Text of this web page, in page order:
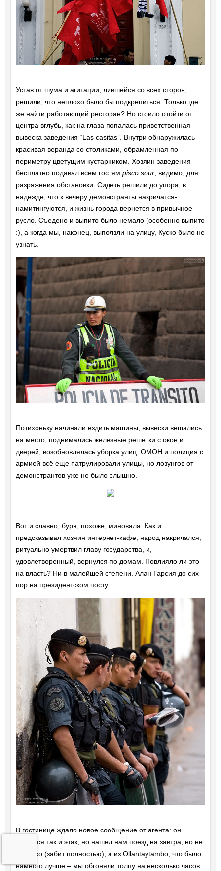
Устав от шума и агитации, лившейся со всех сторон,
решили, что неплохо было бы подкрепиться. Только где
же найти работающий ресторан? Но стоило отойти от
центра вглубь, как на глаза попалась приветственная
вывеска заведения “Las casitas”. Внутри обнаружилась
красивая веранда со столиками, обрамленная по
периметру цветущим кустарником. Хозяин заведения
бесплатно подавал всем гостям pisco sour, видимо, для
разряжения обстановки. Сидеть решили до упора, в
надежде, что к вечеру демонстранты накричатся-
намитингуются, и жизнь города вернется в привычное
русло. Съедено и выпито было немало (особенно выпито
:), а когда мы, наконец, выползли на улицу, Куско было не
узнать.
Потихоньку начинали ездить машины, вывески вешались
на место, поднимались железные решетки с окон и
дверей, возобновлялась уборка улиц. ОМОН и полиция с
армией всё еще патрулировали улицы, но лозунгов от
демонстрантов уже не было слышно.
Вот и славно; буря, похоже, миновала. Как и
предсказывал хозяин интернет-кафе, народ накричался,
ритуально умертвил главу государства, и,
удовлетворенный, вернулся по домам. Повлияло ли это
на власть? Ни в малейшей степени. Алан Гарсия до сих
пор на президентском посту.
В гостинице ждало новое сообщение от агента: он
крутился так и этак, но нашел нам поезд на завтра, но не
из Куско (забит полностью), а из Ollantaytambo, что было
намного лучше – мы обгоняли толпу на несколько часов.